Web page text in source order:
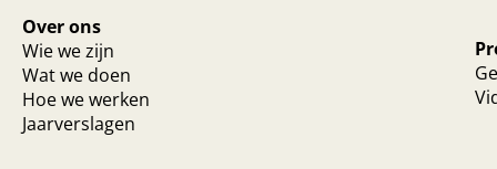
Over ons
Wie we zijn
Wat we doen
Hoe we werken
Jaarverslagen